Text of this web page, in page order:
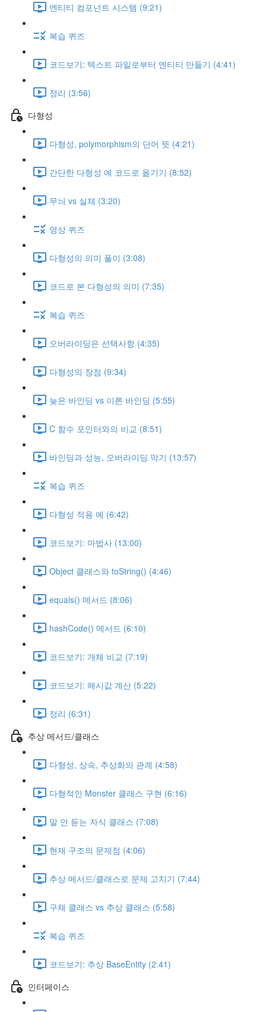
엔티티 컴포넌트 시스템 (9:21)
복습 퀴즈
코드보기: 텍스트 파일로부터 엔티티 만들기 (4:41)
정리 (3:56)
다형성
다형성, polymorphism의 단어 뜻 (4:21)
간단한 다형성 예 코드로 옮기기 (8:52)
무늬 vs 실체 (3:20)
영상 퀴즈
다형성의 의미 풀이 (3:08)
코드로 본 다형성의 의미 (7:35)
복습 퀴즈
오버라이딩은 선택사항 (4:35)
다형성의 장점 (9:34)
늦은 바인딩 vs 이른 바인딩 (5:55)
C 함수 포인터와의 비교 (8:51)
바인딩과 성능, 오버라이딩 막기 (13:57)
복습 퀴즈
다형성 적용 예 (6:42)
코드보기: 마법사 (13:00)
Object 클래스와 toString() (4:46)
equals() 메서드 (8:06)
hashCode() 메서드 (6:10)
코드보기: 개체 비교 (7:19)
코드보기: 해시값 계산 (5:22)
정리 (6:31)
추상 메서드/클래스
다형성, 상속, 추상화의 관계 (4:58)
다형적인 Monster 클래스 구현 (6:16)
말 안 듣는 자식 클래스 (7:08)
현재 구조의 문제점 (4:06)
추상 메서드/클래스로 문제 고치기 (7:44)
구체 클래스 vs 추상 클래스 (5:58)
복습 퀴즈
코드보기: 추상 BaseEntity (2:41)
인터페이스